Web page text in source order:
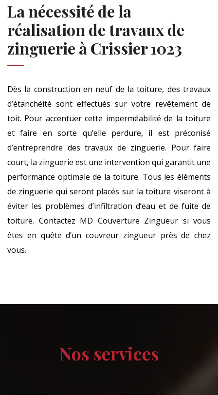
La nécessité de la
réalisation de travaux de
zinguerie à Crissier 1023
Dès la construction en neuf de la toiture, des travaux
d’étanchéité sont effectués sur votre revêtement de
toit. Pour accentuer cette imperméabilité de la toiture
et faire en sorte qu’elle perdure, il est préconisé
d’entreprendre des travaux de zinguerie. Pour faire
court, la zinguerie est une intervention qui garantit une
performance optimale de la toiture. Tous les éléments
de zinguerie qui seront placés sur la toiture viseront à
éviter les problèmes d’infiltration d’eau et de fuite de
toiture. Contactez MD Couverture Zingueur si vous
êtes en quête d’un couvreur zingueur près de chez
vous.
Nos services